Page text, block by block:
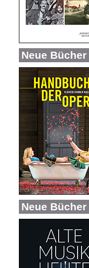
Neue Bücher
Neue Bücher